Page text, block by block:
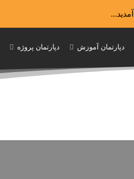
دپارتمان آموزش دپارتمان پروژه